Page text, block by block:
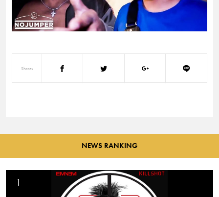
Shares
NEWS RANKING